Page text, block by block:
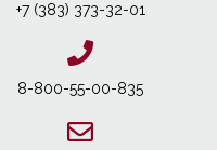
+7 (383) 373-32-01
8-800-55-00-835